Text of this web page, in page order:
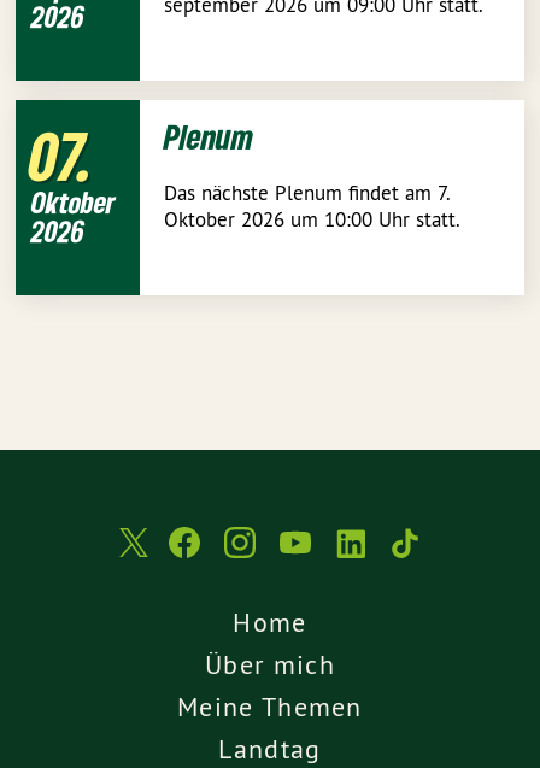
2026
07
Oktober
2026
Plenum
Das nächste Plenum findet am 7.
Oktober 2026 um 10:00 Uhr statt.
Home
Über mich
Meine Themen
Landtag